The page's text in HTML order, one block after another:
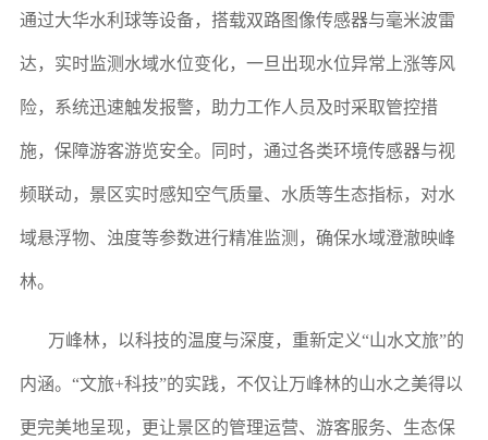
通过大华水利球等设备，搭载双路图像传感器与毫米波雷
达，实时监测水域水位变化，一旦出现水位异常上涨等风
险，系统迅速触发报警，助力工作人员及时采取管控措
施，保障游客游览安全。同时，通过各类环境传感器与视
频联动，景区实时感知空气质量、水质等生态指标，对水
域悬浮物、浊度等参数进行精准监测，确保水域澄澈映峰
林。
万峰林，以科技的温度与深度，重新定义“山水文旅”的
内涵。“文旅+科技”的实践，不仅让万峰林的山水之美得以
更完美地呈现，更让景区的管理运营、游客服务、生态保